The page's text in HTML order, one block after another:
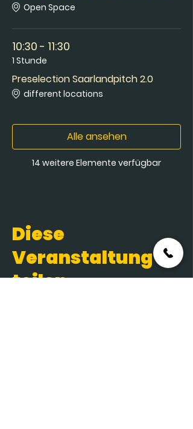
Open Space
10:30 - 11:30
1 Stunde
Preselection Saarlandpitch 2.0
different locations
14 weitere Elemente verfügbar
Alle ansehen
Diese
Veranstaltung
teilen